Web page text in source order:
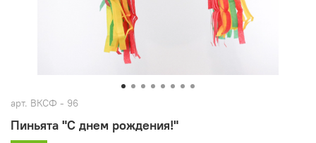
арт. ВКСФ - 96
Пиньята "С днем рождения!"